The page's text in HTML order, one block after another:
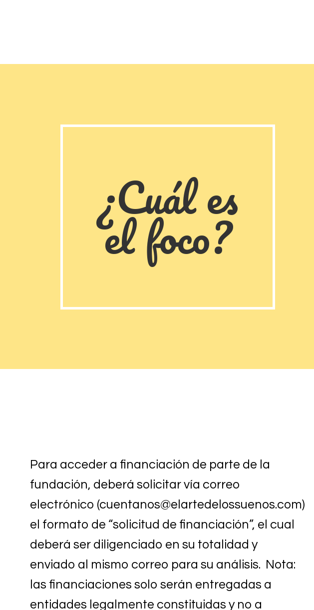
¿Cuál es
el foco?
Para acceder a financiación de parte de la
fundación, deberá solicitar vía correo
electrónico (cuentanos@elartedelossuenos.com)
el formato de “solicitud de financiación”, el cual
deberá ser diligenciado en su totalidad y
enviado al mismo correo para su análisis. Nota:
las financiaciones solo serán entregadas a
entidades legalmente constituidas y no a